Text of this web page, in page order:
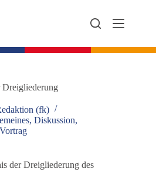
Dreigliederung
(fk)
, Diskussion,
Vortrag
der Dreigliederung des